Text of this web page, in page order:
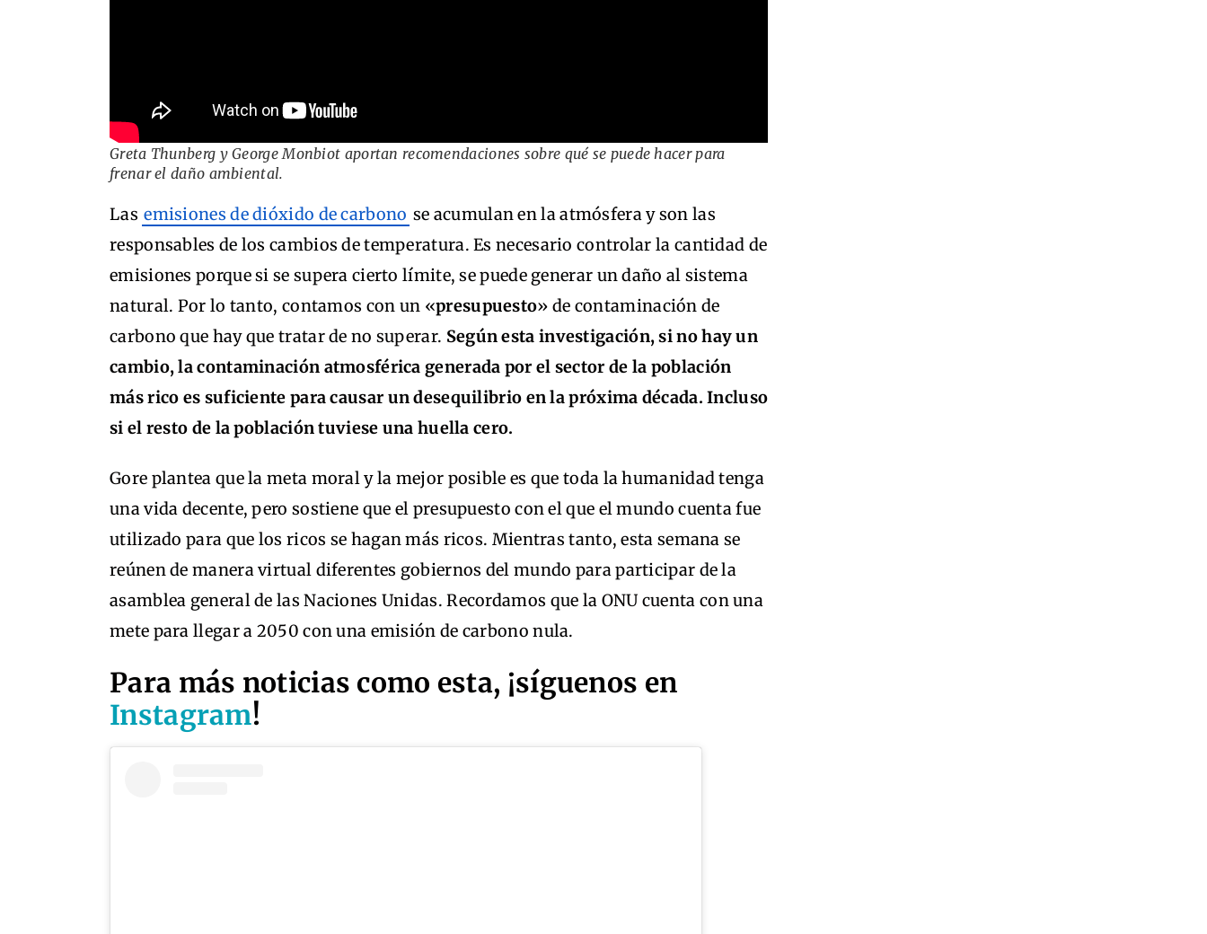
Greta Thunberg y George Monbiot aportan recomendaciones sobre qué se puede hacer para
frenar el daño ambiental.
Las emisiones de dióxido de carbono se acumulan en la atmósfera y son las
responsables de los cambios de temperatura. Es necesario controlar la cantidad de
emisiones porque si se supera cierto límite, se puede generar un daño al sistema
natural. Por lo tanto, contamos con un «presupuesto» de contaminación de
carbono que hay que tratar de no superar. Según esta investigación, si no hay un
cambio, la contaminación atmosférica generada por el sector de la población
más rico es suficiente para causar un desequilibrio en la próxima década. Incluso
si el resto de la población tuviese una huella cero.
Gore plantea que la meta moral y la mejor posible es que toda la humanidad tenga
una vida decente, pero sostiene que el presupuesto con el que el mundo cuenta fue
utilizado para que los ricos se hagan más ricos. Mientras tanto, esta semana se
reúnen de manera virtual diferentes gobiernos del mundo para participar de la
asamblea general de las Naciones Unidas. Recordamos que la ONU cuenta con una
mete para llegar a 2050 con una emisión de carbono nula.
Para más noticias como esta, ¡síguenos en
Instagram!